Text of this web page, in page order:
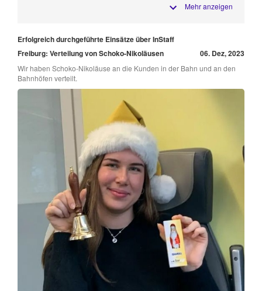
Mehr anzeigen
Erfolgreich durchgeführte Einsätze über InStaff
Freiburg: Verteilung von Schoko-Nikoläusen
06. Dez, 2023
Wir haben Schoko-Nikoläuse an die Kunden in der Bahn und an den
Bahnhöfen verteilt.